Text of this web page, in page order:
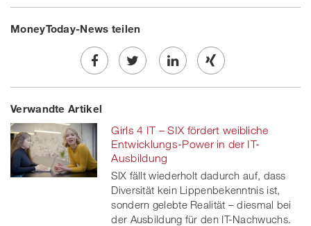
MoneyToday-News teilen
Share
on
Facebook
Twe
on
twitt
er
Share
linkedin
Share
Xing
Verwandte Artikel
Girls 4 IT – SIX fördert weibliche
Entwicklungs-Power in der IT-
Ausbildung
SIX fällt wiederholt dadurch auf, dass
Diversität kein Lippenbekenntnis ist,
sondern gelebte Realität – diesmal bei
der Ausbildung für den IT-Nachwuchs.